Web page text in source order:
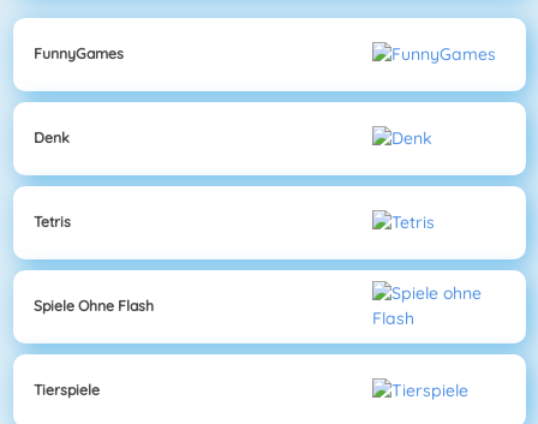
FunnyGames
Denk
Tetris
Spiele Ohne Flash
Tierspiele